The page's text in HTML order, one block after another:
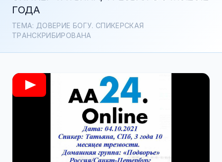
ГОДА
ТЕМА: ДОВЕРИЕ БОГУ. СПИКЕРСКАЯ
ТРАНСКРИБИРОВАНА